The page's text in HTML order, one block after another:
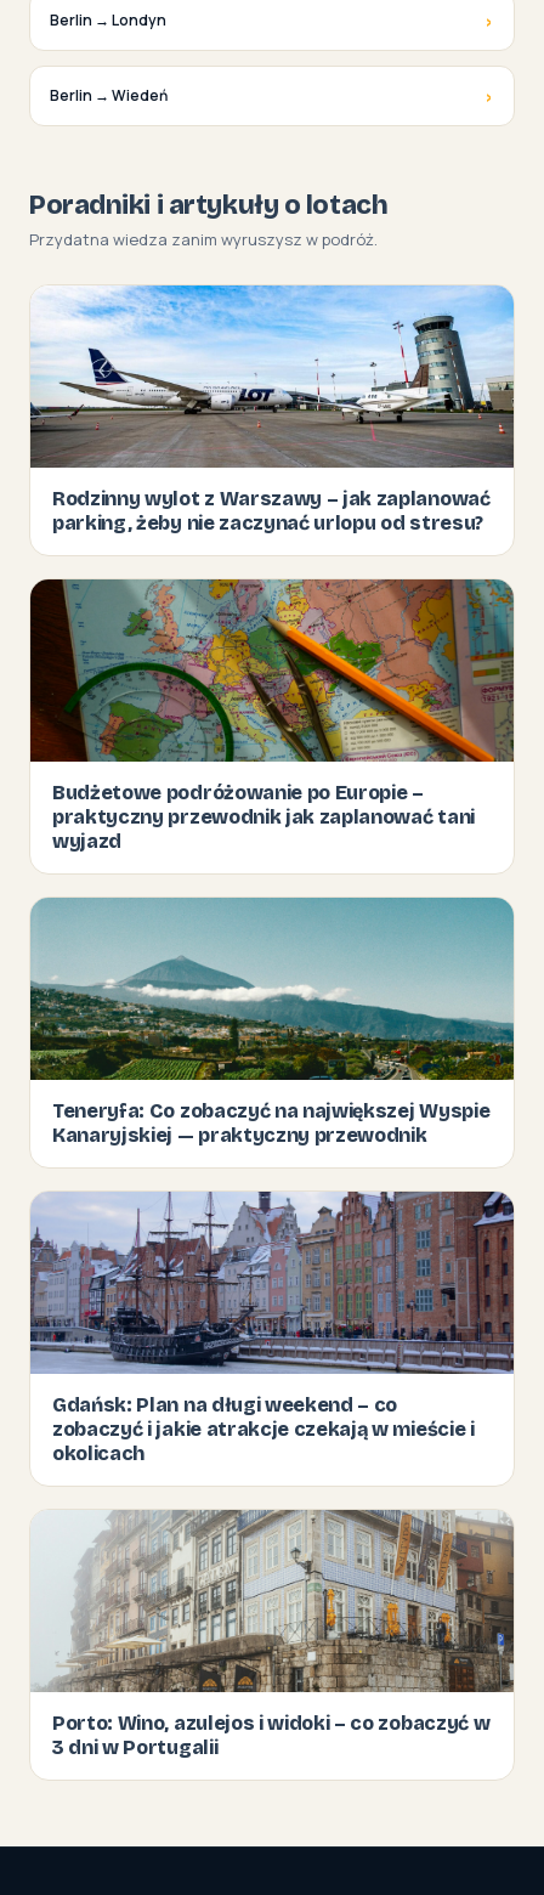
Berlin → Londyn ›
Berlin → Wiedeń ›
Poradniki i artykuły o lotach
Przydatna wiedza zanim wyruszysz w podróż.
Rodzinny wylot z Warszawy – jak zaplanować
parking, żeby nie zaczynać urlopu od stresu?
Budżetowe podróżowanie po Europie –
praktyczny przewodnik jak zaplanować tani
wyjazd
Teneryfa: Co zobaczyć na największej Wyspie
Kanaryjskiej — praktyczny przewodnik
Gdańsk: Plan na długi weekend – co
zobaczyć i jakie atrakcje czekają w mieście i
okolicach
Porto: Wino, azulejos i widoki – co zobaczyć w
3 dni w Portugalii